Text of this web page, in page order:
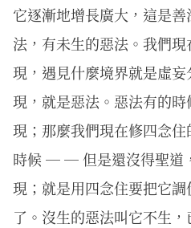
它逐漸地增長廣大，這是
法，有未生的惡法。我們
現，遇見什麼境界就是虛
現，就是惡法。惡法有的
現；那麼我們現在修四念
時候 ─ ─ 但是還沒得聖道
現；就是用四念住要把它
了。沒生的惡法叫它不生